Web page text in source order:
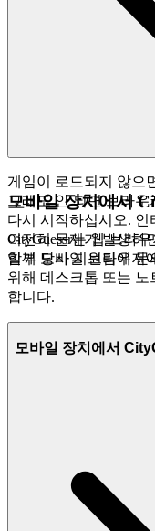
게임이 로드되지 않으
그래도 안 되면 브라
다시 시작하십시오.
여전히 문제가 발생하
함께 당사 지원팀에 문
모바일 장치에서
CityGuessr는 웹 브라
일부 모바일 브라우저
위해 데스크톱 또는
합니다.
모바일 장치에서